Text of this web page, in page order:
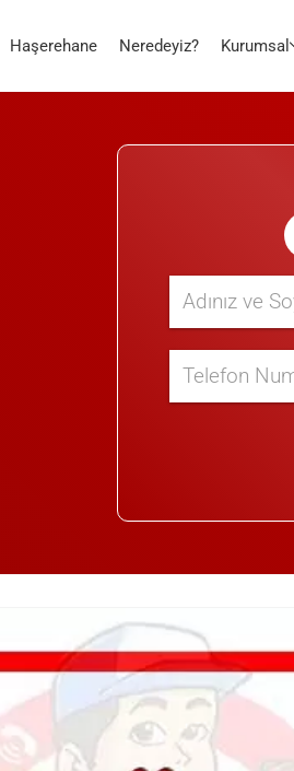
Haşerehane Neredeyiz? Kurumsal